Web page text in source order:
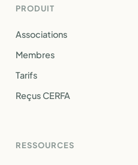
PRODUIT
Associations
Membres
Tarifs
Reçus CERFA
RESSOURCES